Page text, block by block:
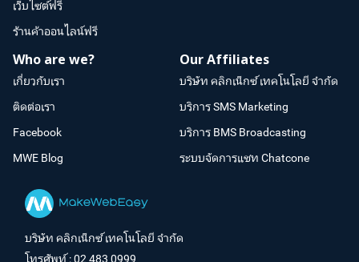
เว็บไซต์ฟรี
ร้านค้าออนไลน์ฟรี
Who are we?
เกี่ยวกับเรา
ติดต่อเรา
Facebook
MWE Blog
Our Affiliates
บริษัท คลิกเน็กซ์ เทคโนโลยี จำกัด
บริการ SMS Marketing
บริการ BMS Broadcasting
ระบบจัดการแชท Chatcone
บริษัท คลิกเน็กซ์ เทคโนโลยี จำกัด
โทรศัพท์ :02 483 0999